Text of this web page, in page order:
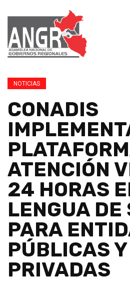
NOTICIAS
CONADIS
ATENCIÓN
24 HORAS
LENGUA DE
PARA
PÚBLICAS Y
PRIVADAS